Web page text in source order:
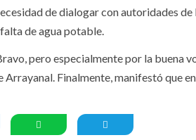
de dialogar con autoridades
de agua potable.
pero especialmente por la buena
Finalmente, manifestó que